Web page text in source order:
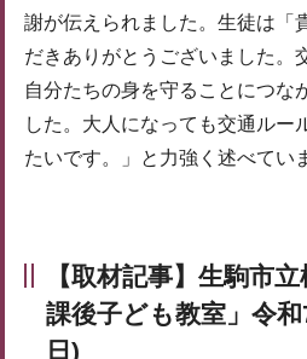
謝が伝えられました。生徒は「
だきありがとうございました。
自分たちの身を守ることにつな
した。大人になっても交通ルー
たいです。」と力強く述べてい
【取材記事】生駒市
課後子ども教室」令
日)